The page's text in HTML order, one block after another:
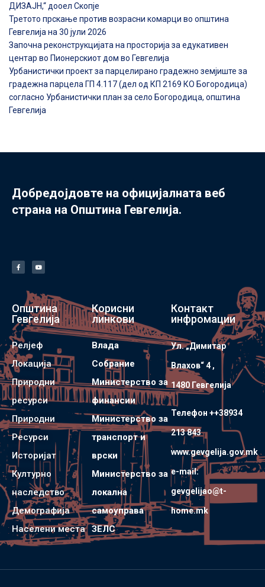
ДИЗАЈН,“ дооел Скопје
Третото прскање против возрасни комарци во општина
Гевгелија на 30 јули 2026
Започна реконструкцијата на просторија за едукативен
центар во Пионерскиот дом во Гевгелија
Урбанистички проект за парцелирано градежно земјиште за
градежна парцела ГП 4.117 (дел од КП 2169 КО Богородица)
согласно Урбанистички план за село Богородица, општина
Гевгелија
Добредојдовте на официјалната веб
страна на Општина Гевгелија.
Општина
Гевгелија
Релјеф
Локација
Природни
ресурси
Природни
Ресурси
Историјат
Културно
наследство
Демографија
Населени места
Корисни
линкови
Влада
Собрание
Министерство за
финансии
Министерство за
транспорт и
врски
Министерство за
локална
самоуправа
ЗЕЛС
Контакт
инфромации
Ул. „Димитар
Влахов“ 4 ,
1480 Гевгелијa
Телефон ++38934
213 843
www.gevgelija.gov.mk
e-mail:
gevgelijao@t-
home.mk